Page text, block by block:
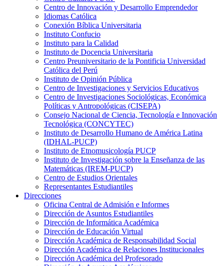
Centro de Innovación y Desarrollo Emprendedor
Idiomas Católica
Conexión Bíblica Universitaria
Instituto Confucio
Instituto para la Calidad
Instituto de Docencia Universitaria
Centro Preuniversitario de la Pontificia Universidad
Católica del Perú
Instituto de Opinión Pública
Centro de Investigaciones y Servicios Educativos
Centro de Investigaciones Sociológicas, Económica
Políticas y Antropológicas (CISEPA)
Consejo Nacional de Ciencia, Tecnología e Innovación
Tecnológica (CONCYTEC)
Instituto de Desarrollo Humano de América Latina
(IDHAL-PUCP)
Instituto de Etnomusicología PUCP
Instituto de Investigación sobre la Enseñanza de las
Matemáticas (IREM-PUCP)
Centro de Estudios Orientales
Representantes Estudiantiles
Direcciones
Oficina Central de Admisión e Informes
Dirección de Asuntos Estudiantiles
Dirección de Informática Académica
Dirección de Educación Virtual
Dirección Académica de Responsabilidad Social
Dirección Académica de Relaciones Institucionales
Dirección Académica del Profesorado